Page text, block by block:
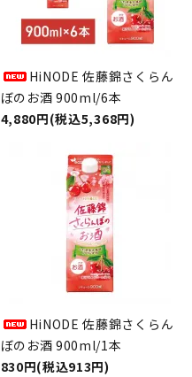
HiNODE 佐藤錦さくらん
ぼのお酒 900ml/6本
4,880円(税込5,368円)
HiNODE 佐藤錦さくらん
ぼのお酒 900ml/1本
830円(税込913円)